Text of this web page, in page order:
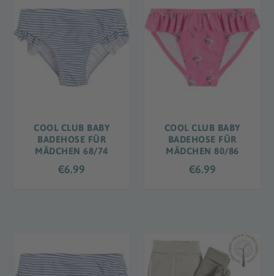
COOL CLUB BABY
BADEHOSE FÜR
MÄDCHEN 68/74
€6.99
COOL CLUB BABY
BADEHOSE FÜR
MÄDCHEN 80/86
€6.99